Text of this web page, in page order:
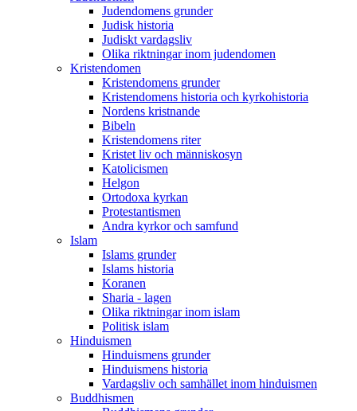
Judendomens grunder
Judisk historia
Judiskt vardagsliv
Olika riktningar inom judendomen
Kristendomen
Kristendomens grunder
Kristendomens historia och kyrkohistoria
Nordens kristnande
Bibeln
Kristendomens riter
Kristet liv och människosyn
Katolicismen
Helgon
Ortodoxa kyrkan
Protestantismen
Andra kyrkor och samfund
Islam
Islams grunder
Islams historia
Koranen
Sharia - lagen
Olika riktningar inom islam
Politisk islam
Hinduismen
Hinduismens grunder
Hinduismens historia
Vardagsliv och samhället inom hinduismen
Buddhismen